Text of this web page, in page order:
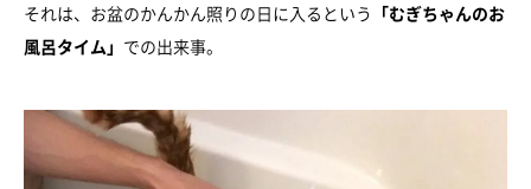
それは、お盆のかんかん照りの日に入るという 「むぎちゃんのお
風呂タイム」 での出来事。